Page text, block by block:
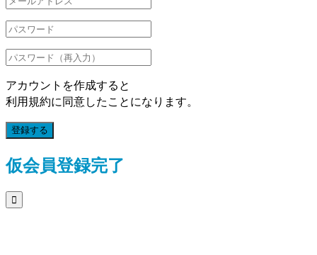
アカウントを作成すると
利用規約に同意したことになります。
登録する
仮会員登録完了
